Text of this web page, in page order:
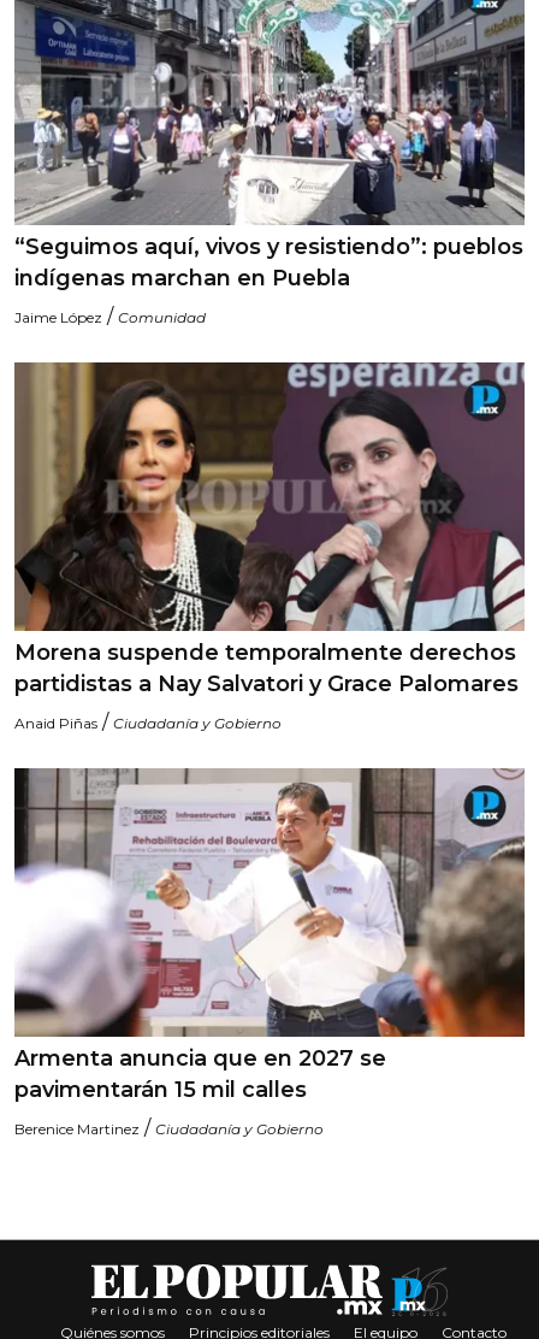
“Seguimos aquí, vivos y resistiendo”: pueblos
indígenas marchan en Puebla
Jaime López / Comunidad
Morena suspende temporalmente derechos
partidistas a Nay Salvatori y Grace Palomares
Anaid Piñas / Ciudadanía y Gobierno
Armenta anuncia que en 2027 se
pavimentarán 15 mil calles
Berenice Martinez / Ciudadanía y Gobierno
Quiénes somos Principios editoriales El equipo Contacto